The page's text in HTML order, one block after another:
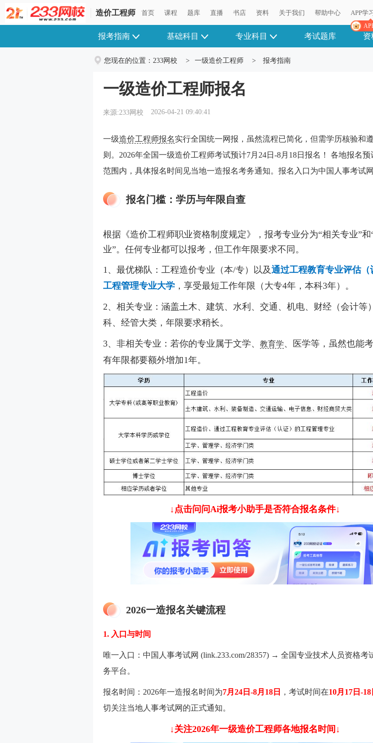
造价工程师 首页 课程 题库 直播 书店 资料 关于我们 帮助中心 APP学
报考指南 基础科目 专业科目 考试题库 资
您现在的位置： 233网校 > 一级造价工程师 > 报考指南
一级造价工程师报名
来源:233网校 2026-04-21 09:40:41
一级造价工程师报名实行全国统一网报，虽然流程已简化，但需学历核验和
则。2026年全国一级造价工程师考试预计7月24日-8月18日报名！ 各地报名
范围内，具体报名时间见当地一造报名考务通知。报名入口为中国人事考试网
报名门槛：学历与年限自查
根据《造价工程师职业资格制度规定》，报考专业分为“相关专业”和
业”。任何专业都可以报考，但工作年限要求不同。
1、最优梯队：工程造价专业（本/专）以及通过工程教育专业评估（
工程管理专业大学 ，享受最短工作年限（大专4年，本科3年）。
2、相关专业：涵盖土木、建筑、水利、交通、机电、财经（会计等
科、经管大类，年限要求稍长。
3、非相关专业：若你的专业属于文学、 教育学、医学等，虽然也能
有年限都要额外增加1年。
↓点击问问Ai报考小助手是否符合报名条件↓
2026一造报名关键流程
1. 入口与时间
唯一入口：中国人事考试网 (link.233.com/28357) → 全国专业技术人员资格考
务平台。
报名时间：2026年一造报名时间为7月24日-8月18日 ，考试时间在10月17日-18
切关注当地人事考试网的正式通知。
↓关注2026年一级造价工程师各地报名时间↓